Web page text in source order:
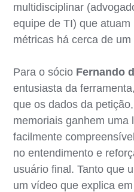
multidisciplinar
equipe de TI) que
métricas há cerca de um
Para o sócio Fernando
entusiasta da
que os dados da
memoriais ganhem uma
facilmente
no entendimento e
usuário final. Tanto que
um vídeo que explica